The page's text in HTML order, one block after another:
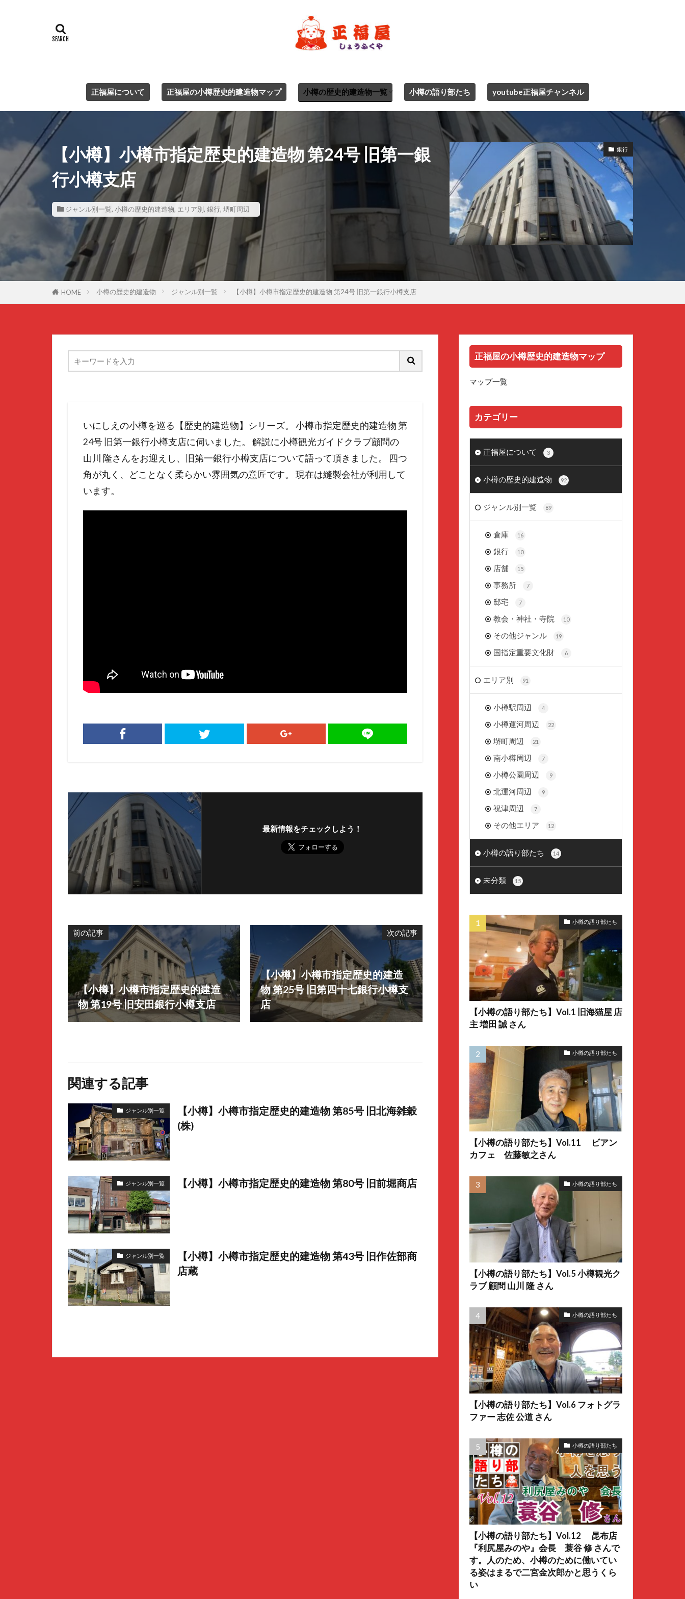
正福屋について 正福屋の小樽歴史的建造物マップ 小樽の歴史的建造物一覧 小樽の語り部たち youtube正福屋チャンネル
【小樽】小樽市指定歴史的建造物 第24号 旧第一銀
行小樽支店
ジャンル別一覧, 小樽の歴史的建造物, エリア別, 銀行, 堺町周辺
銀行
HOME 小樽の歴史的建造物 ジャンル別一覧 【小樽】小樽市指定歴史的建造物 第24号 旧第一銀行小樽支店
いにしえの小樽を巡る【歴史的建造物】シリーズ。 小樽市指定歴史的建造物 第
24号 旧第一銀行小樽支店に伺いました。 解説に小樽観光ガイドクラブ顧問の
山川 隆さんをお迎えし、旧第一銀行小樽支店について語って頂きました。 四つ
角が丸く、どことなく柔らかい雰囲気の意匠です。 現在は縫製会社が利用して
います。
最新情報をチェックしよう！
前の記事
【小樽】小樽市指定歴史的建造
物 第19号 旧安田銀行小樽支店
次の記事
【小樽】小樽市指定歴史的建造
物 第25号 旧第四十七銀行小樽支
店
関連する記事
ジャンル別一覧
【小樽】小樽市指定歴史的建造物 第85号 旧北海雑穀
(株)
ジャンル別一覧 【小樽】小樽市指定歴史的建造物 第80号 旧前堀商店
ジャンル別一覧
【小樽】小樽市指定歴史的建造物 第43号 旧作佐部商
店蔵
正福屋の小樽歴史的建造物マップ
マップ一覧
カテゴリー
正福屋について 3
小樽の歴史的建造物 92
ジャンル別一覧 89
倉庫 16
銀行 10
店舗 15
事務所 7
邸宅 7
教会・神社・寺院 10
その他ジャンル 19
国指定重要文化財 6
エリア別 91
小樽駅周辺 4
小樽運河周辺 22
堺町周辺 21
南小樽周辺 7
小樽公園周辺 9
北運河周辺 9
祝津周辺 7
その他エリア 12
小樽の語り部たち 14
未分類 15
小樽の語り部たち
【小樽の語り部たち】Vol.1 旧海猫屋 店
主 増田 誠 さん
小樽の語り部たち
【小樽の語り部たち】Vol.11 ビアン
カフェ 佐藤敏之さん
小樽の語り部たち
【小樽の語り部たち】Vol.5 小樽観光ク
ラブ 顧問 山川 隆 さん
小樽の語り部たち
【小樽の語り部たち】Vol.6 フォトグラ
ファー 志佐 公道 さん
小樽の語り部たち
【小樽の語り部たち】Vol.12 昆布店
『利尻屋みのや』会長 蓑谷 修 さんで
す。人のため、小樽のために働いてい
る姿はまるで二宮金次郎かと思うくら
い